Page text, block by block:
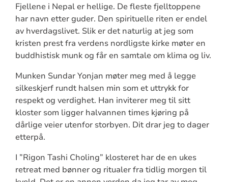
Fjellene i Nepal er hellige. De fleste fjelltoppene
har navn etter guder. Den spirituelle riten er endel
av hverdagslivet. Slik er det naturlig at jeg som
kristen prest fra verdens nordligste kirke møter en
buddhistisk munk og får en samtale om klima og liv.
Munken Sundar Yonjan møter meg med å legge
silkeskjerf rundt halsen min som et uttrykk for
respekt og verdighet. Han inviterer meg til sitt
kloster som ligger halvannen times kjøring på
dårlige veier utenfor storbyen. Dit drar jeg to dager
etterpå.
I ”Rigon Tashi Choling” klosteret har de en ukes
retreat med bønner og ritualer fra tidlig morgen til